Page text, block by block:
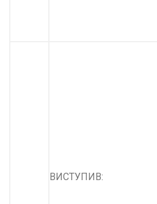
ВИСТУПИВ: